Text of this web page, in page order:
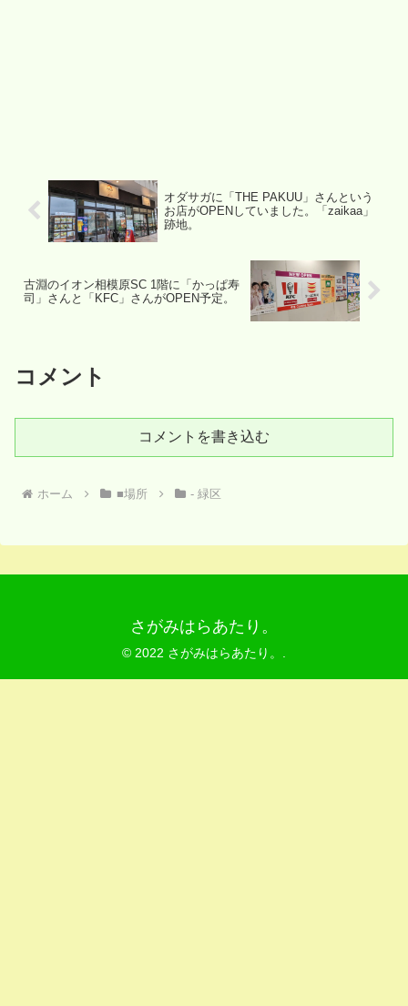
オダサガに「THE PAKUU」さんという
お店がOPENしていました。「zaikaa」
跡地。
古淵のイオン相模原SC 1階に「かっぱ寿
司」さんと「KFC」さんがOPEN予定。
コメント
コメントを書き込む
ホーム ■場所 - 緑区
さがみはらあたり。
© 2022 さがみはらあたり。.